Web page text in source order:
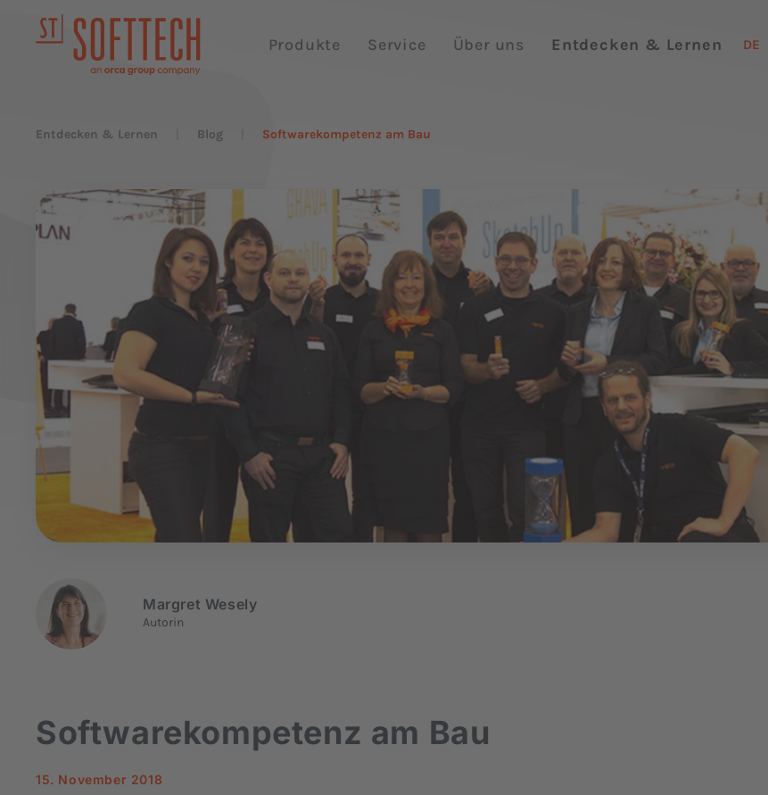
Produkte Service Über uns Entdecken & Lernen DE
Entdecken & Lernen Blog Softwarekompetenz am Bau
Margret Wesely
Autorin
Softwarekompetenz am Bau
15. November 2018